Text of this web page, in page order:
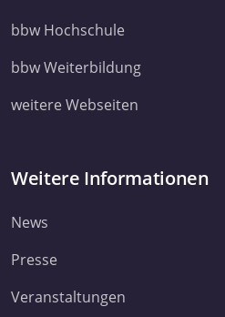
bbw Hochschule
bbw Weiterbildung
weitere Webseiten
Weitere Informationen
News
Presse
Veranstaltungen